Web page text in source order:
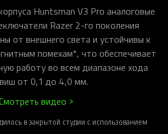
Huntsman V3 Pro аналоговые
Razer 2-го поколения
от внешнего света и устойчивы к
помехам*, что обеспечивает
работу во всем диапазоне хода
от 0,1 до 4,0 мм.
видео >
в закрытой студии с использованием
и разработчиков